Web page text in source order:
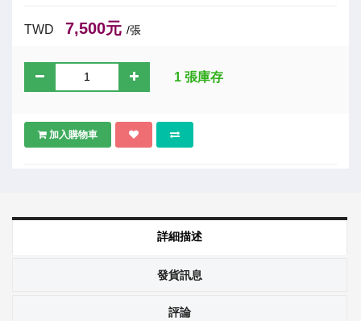
TWD 7,500元 /張
1 張庫存
加入購物車
詳細描述
發貨訊息
評論